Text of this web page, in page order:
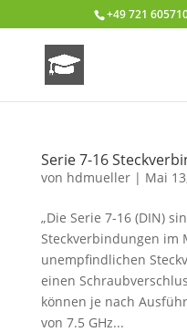
+49 721
Serie 7-16
von hdmueller| Mai
„Die Serie 7-16 (DIN)
Steckverbindungen im
unempfindlichen
einen
können je nach
von 7.5 GHz...